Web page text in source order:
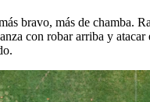
bravo, más de chamba.
con robar arriba y